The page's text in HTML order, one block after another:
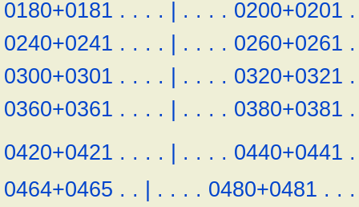
0180+0181 . . . . | . . . . 0200+0201 .
0240+0241 . . . . | . . . . 0260+0261 .
0300+0301 . . . . | . . . . 0320+0321 .
0360+0361 . . . . | . . . . 0380+0381 .
0420+0421 . . . . | . . . . 0440+0441 .
0464+0465 . . | . . . . 0480+0481 . . .